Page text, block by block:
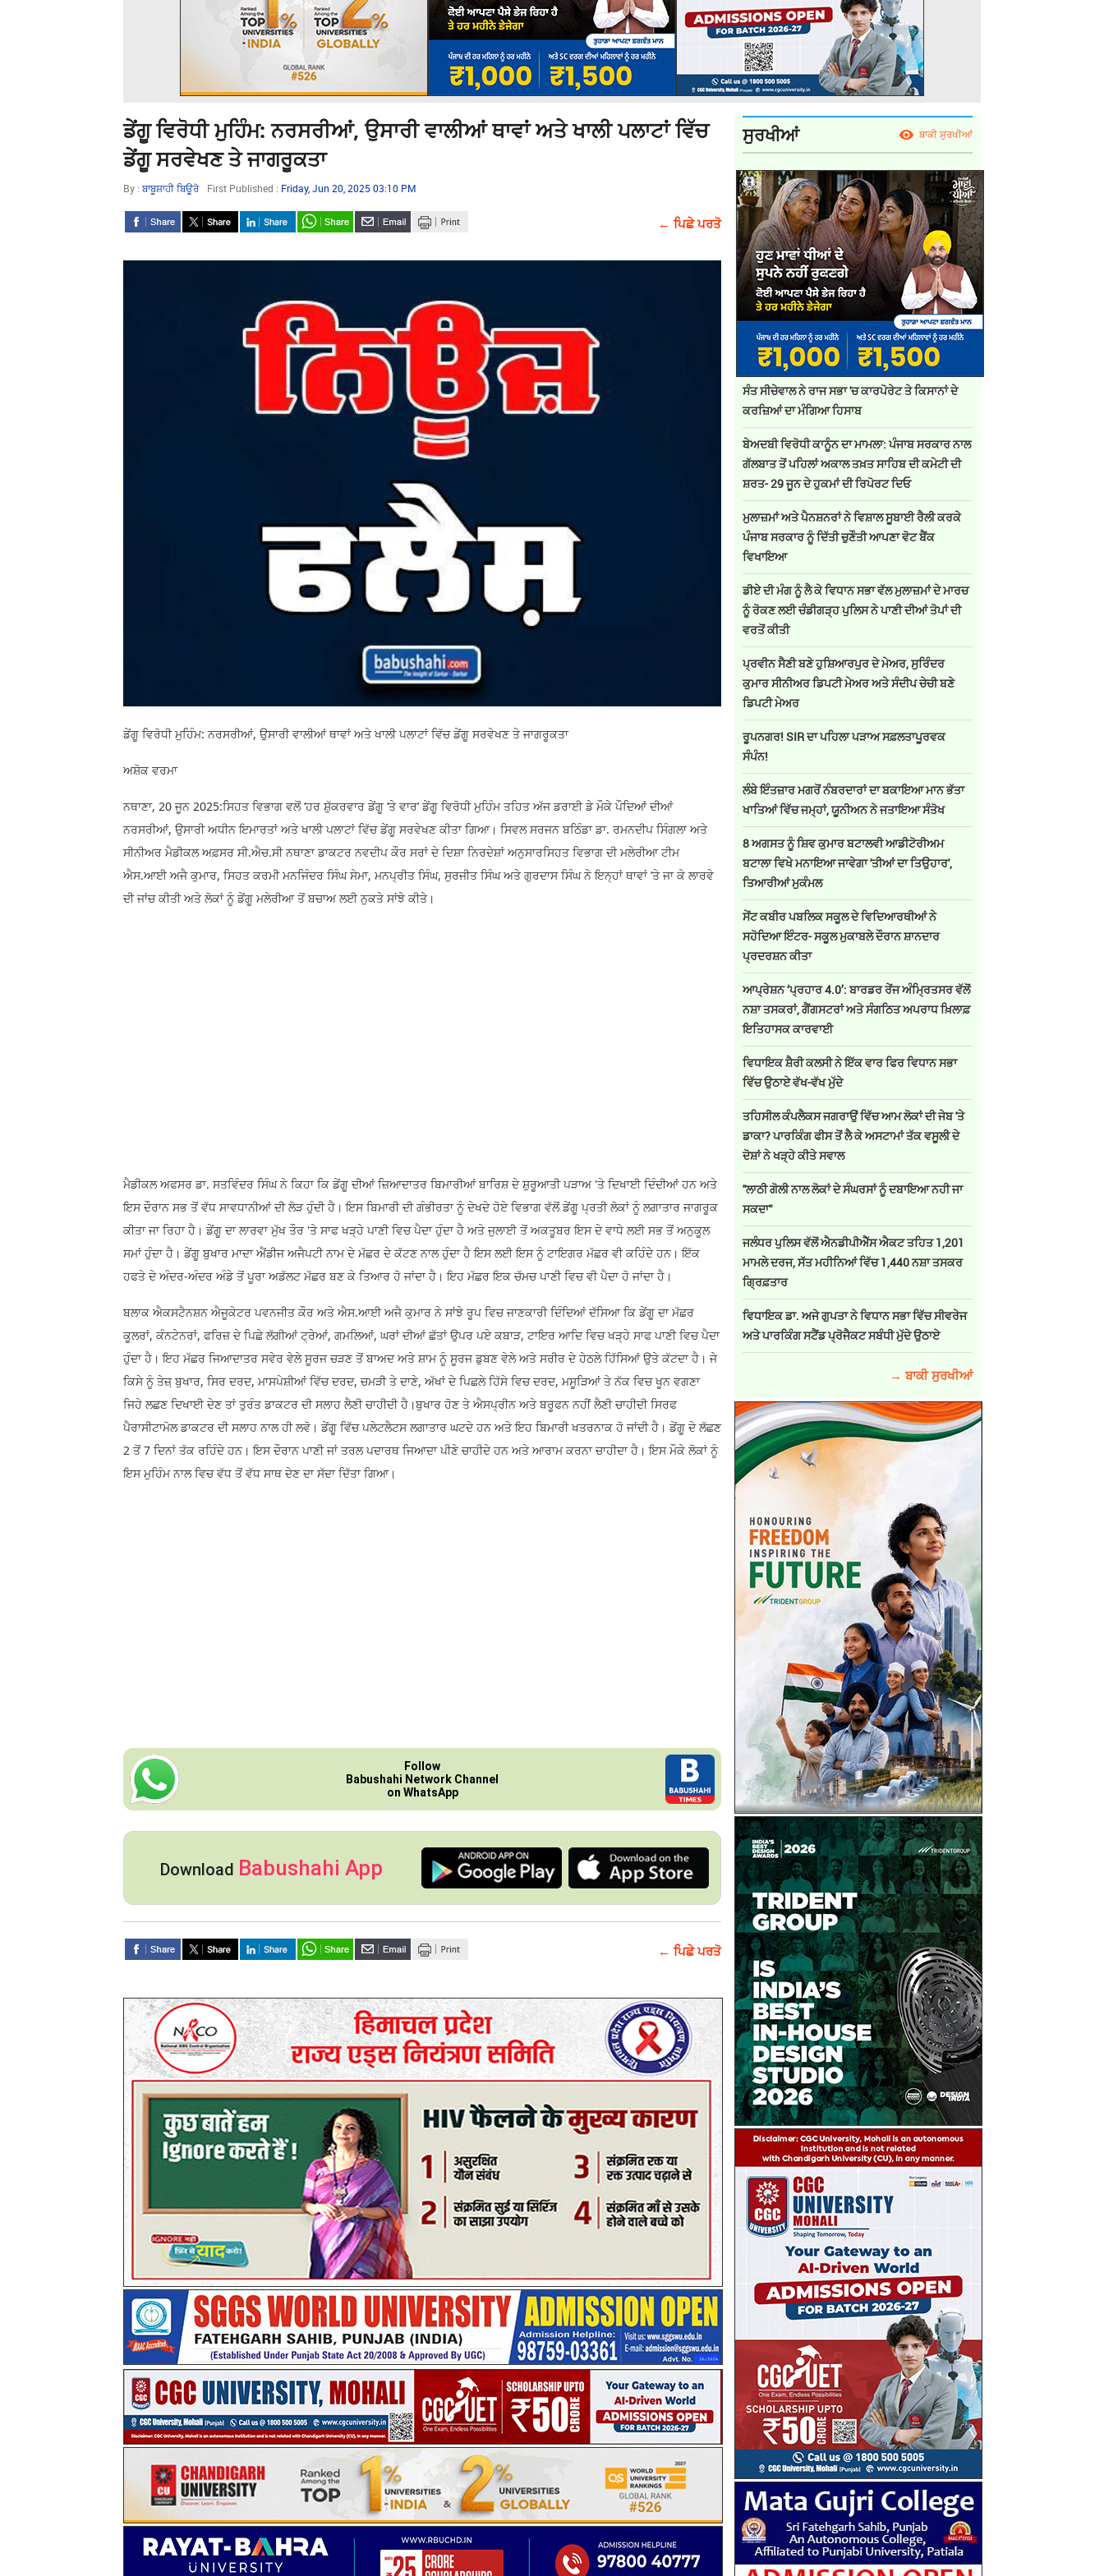
ਡੇਂਗੂ ਵਿਰੋਧੀ ਮੁਹਿੰਮ: ਨਰਸਰੀਆਂ, ਉਸਾਰੀ ਵਾਲੀਆਂ ਥਾਵਾਂ ਅਤੇ ਖਾਲੀ ਪਲਾਟਾਂ ਵਿੱਚ
ਡੇਂਗੂ ਸਰਵੇਖਣ ਤੇ ਜਾਗਰੂਕਤਾ
By : ਬਾਬੂਸ਼ਾਹੀ ਬਿਊਰੋ First Published : Friday, Jun 20, 2025 03:10 PM
← ਪਿਛੇ ਪਰਤੋ
ਡੇਂਗੂ ਵਿਰੋਧੀ ਮੁਹਿੰਮ: ਨਰਸਰੀਆਂ, ਉਸਾਰੀ ਵਾਲੀਆਂ ਥਾਵਾਂ ਅਤੇ ਖਾਲੀ ਪਲਾਟਾਂ ਵਿੱਚ ਡੇਂਗੂ ਸਰਵੇਖਣ ਤੇ ਜਾਗਰੂਕਤਾ
ਅਸ਼ੋਕ ਵਰਮਾ
ਨਥਾਣਾ, 20 ਜੂਨ 2025:ਸਿਹਤ ਵਿਭਾਗ ਵਲੋਂ ‘ਹਰ ਸ਼ੁੱਕਰਵਾਰ ਡੇਂਗੂ ‘ਤੇ ਵਾਰ’ ਡੇਂਗੂ ਵਿਰੋਧੀ ਮੁਹਿੰਮ ਤਹਿਤ ਅੱਜ ਡਰਾਈ ਡੇ ਮੌਕੇ ਪੌਦਿਆਂ ਦੀਆਂ
ਨਰਸਰੀਆਂ, ਉਸਾਰੀ ਅਧੀਨ ਇਮਾਰਤਾਂ ਅਤੇ ਖਾਲੀ ਪਲਾਟਾਂ ਵਿੱਚ ਡੇਂਗੂ ਸਰਵੇਖਣ ਕੀਤਾ ਗਿਆ। ਸਿਵਲ ਸਰਜਨ ਬਠਿੰਡਾ ਡਾ. ਰਮਨਦੀਪ ਸਿੰਗਲਾ ਅਤੇ
ਸੀਨੀਅਰ ਮੈਡੀਕਲ ਅਫ਼ਸਰ ਸੀ.ਐਚ.ਸੀ ਨਥਾਣਾ ਡਾਕਟਰ ਨਵਦੀਪ ਕੌਰ ਸਰਾਂ ਦੇ ਦਿਸ਼ਾ ਨਿਰਦੇਸ਼ਾਂ ਅਨੁਸਾਰਸਿਹਤ ਵਿਭਾਗ ਦੀ ਮਲੇਰੀਆ ਟੀਮ
ਐਸ.ਆਈ ਅਜੈ ਕੁਮਾਰ, ਸਿਹਤ ਕਰਮੀ ਮਨਜਿੰਦਰ ਸਿੰਘ ਸੇਮਾ, ਮਨਪ੍ਰੀਤ ਸਿੰਘ, ਸੁਰਜੀਤ ਸਿੰਘ ਅਤੇ ਗੁਰਦਾਸ ਸਿੰਘ ਨੇ ਇਨ੍ਹਾਂ ਥਾਵਾਂ ’ਤੇ ਜਾ ਕੇ ਲਾਰਵੇ
ਦੀ ਜਾਂਚ ਕੀਤੀ ਅਤੇ ਲੋਕਾਂ ਨੂੰ ਡੇਂਗੂ ਮਲੇਰੀਆ ਤੋਂ ਬਚਾਅ ਲਈ ਨੁਕਤੇ ਸਾਂਝੇ ਕੀਤੇ।
ਮੈਡੀਕਲ ਅਫਸਰ ਡਾ. ਸਤਵਿੰਦਰ ਸਿੰਘ ਨੇ ਕਿਹਾ ਕਿ ਡੇਂਗੂ ਦੀਆਂ ਜ਼ਿਆਦਾਤਰ ਬਿਮਾਰੀਆਂ ਬਾਰਿਸ਼ ਦੇ ਸ਼ੁਰੂਆਤੀ ਪੜਾਅ 'ਤੇ ਦਿਖਾਈ ਦਿੰਦੀਆਂ ਹਨ ਅਤੇ
ਇਸ ਦੌਰਾਨ ਸਭ ਤੋਂ ਵੱਧ ਸਾਵਧਾਨੀਆਂ ਦੀ ਲੋੜ ਹੁੰਦੀ ਹੈ। ਇਸ ਬਿਮਾਰੀ ਦੀ ਗੰਭੀਰਤਾ ਨੂੰ ਦੇਖਦੇ ਹੋਏ ਵਿਭਾਗ ਵੱਲੋਂ ਡੇਂਗੂ ਪ੍ਰਤੀ ਲੋਕਾਂ ਨੂੰ ਲਗਾਤਾਰ ਜਾਗਰੂਕ
ਕੀਤਾ ਜਾ ਰਿਹਾ ਹੈ। ਡੇਂਗੂ ਦਾ ਲਾਰਵਾ ਮੁੱਖ ਤੌਰ 'ਤੇ ਸਾਫ ਖੜ੍ਹੇ ਪਾਣੀ ਵਿਚ ਪੈਦਾ ਹੁੰਦਾ ਹੈ ਅਤੇ ਜੁਲਾਈ ਤੋਂ ਅਕਤੂਬਰ ਇਸ ਦੇ ਵਾਧੇ ਲਈ ਸਭ ਤੋਂ ਅਨੁਕੂਲ
ਸਮਾਂ ਹੁੰਦਾ ਹੈ। ਡੇਂਗੂ ਬੁਖਾਰ ਮਾਦਾ ਐਂਡੀਜ ਅਜੈਪਟੀ ਨਾਮ ਦੇ ਮੱਛਰ ਦੇ ਕੱਟਣ ਨਾਲ ਹੁੰਦਾ ਹੈ ਇਸ ਲਈ ਇਸ ਨੂੰ ਟਾਇਗਰ ਮੱਛਰ ਵੀ ਕਹਿੰਦੇ ਹਨ। ਇੱਕ
ਹਫਤੇ ਦੇ ਅੰਦਰ-ਅੰਦਰ ਅੰਡੇ ਤੋਂ ਪੂਰਾ ਅਡੱਲਟ ਮੱਛਰ ਬਣ ਕੇ ਤਿਆਰ ਹੋ ਜਾਂਦਾ ਹੈ। ਇਹ ਮੱਛਰ ਇਕ ਚੱਮਚ ਪਾਣੀ ਵਿਚ ਵੀ ਪੈਦਾ ਹੋ ਜਾਂਦਾ ਹੈ।
ਬਲਾਕ ਐਕਸਟੈਨਸ਼ਨ ਐਜੂਕੇਟਰ ਪਵਨਜੀਤ ਕੌਰ ਅਤੇ ਐਸ.ਆਈ ਅਜੈ ਕੁਮਾਰ ਨੇ ਸਾਂਝੇ ਰੂਪ ਵਿਚ ਜਾਣਕਾਰੀ ਦਿੰਦਿਆਂ ਦੱਸਿਆ ਕਿ ਡੇਂਗੂ ਦਾ ਮੱਛਰ
ਕੂਲਰਾਂ, ਕੰਨਟੇਨਰਾਂ, ਫਰਿਜ਼ ਦੇ ਪਿਛੇ ਲੱਗੀਆਂ ਟ੍ਰੇਆਂ, ਗਮਲਿਆਂ, ਘਰਾਂ ਦੀਆਂ ਛੱਤਾਂ ਉਪਰ ਪਏ ਕਬਾੜ, ਟਾਇਰ ਆਦਿ ਵਿਚ ਖੜ੍ਹੇ ਸਾਫ ਪਾਣੀ ਵਿਚ ਪੈਦਾ
ਹੁੰਦਾ ਹੈ। ਇਹ ਮੱਛਰ ਜਿਆਦਾਤਰ ਸਵੇਰ ਵੇਲੇ ਸੂਰਜ ਚੜਣ ਤੋਂ ਬਾਅਦ ਅਤੇ ਸ਼ਾਮ ਨੂੰ ਸੂਰਜ ਡੁਬਣ ਵੇਲੇ ਅਤੇ ਸਰੀਰ ਦੇ ਹੇਠਲੇ ਹਿੱਸਿਆਂ ਉਤੇ ਕੱਟਦਾ ਹੈ। ਜੇ
ਕਿਸੇ ਨੂੰ ਤੇਜ਼਼ ਬੁਖਾਰ, ਸਿਰ ਦਰਦ, ਮਾਸਪੇਸ਼ੀਆਂ ਵਿੱਚ ਦਰਦ, ਚਮੜੀ ਤੇ ਦਾਣੇ, ਅੱਖਾਂ ਦੇ ਪਿਛਲੇ ਹਿੱਸੇ ਵਿਚ ਦਰਦ, ਮਸੂੜਿਆਂ ਤੇ ਨੱਕ ਵਿਚ ਖੂਨ ਵਗਣਾ
ਜਿਹੇ ਲਛਣ ਦਿਖਾਈ ਦੇਣ ਤਾਂ ਤੁਰੰਤ ਡਾਕਟਰ ਦੀ ਸਲਾਹ ਲੈਣੀ ਚਾਹੀਦੀ ਹੈ।ਬੁਖਾਰ ਹੋਣ ਤੇ ਐਸਪ੍ਰੀਨ ਅਤੇ ਬਰੂਫਨ ਨਹੀਂ ਲੈਣੀ ਚਾਹੀਦੀ ਸਿਰਫ
ਪੈਰਾਸੀਟਾਮੋਲ ਡਾਕਟਰ ਦੀ ਸਲਾਹ ਨਾਲ ਹੀ ਲਵੋ। ਡੇਂਗੂ ਵਿੱਚ ਪਲੇਟਲੈਟਸ ਲਗਾਤਾਰ ਘਟਦੇ ਹਨ ਅਤੇ ਇਹ ਬਿਮਾਰੀ ਖਤਰਨਾਕ ਹੋ ਜਾਂਦੀ ਹੈ। ਡੇਂਗੂ ਦੇ ਲੱਛਣ
2 ਤੋਂ 7 ਦਿਨਾਂ ਤੱਕ ਰਹਿੰਦੇ ਹਨ। ਇਸ ਦੌਰਾਨ ਪਾਣੀ ਜਾਂ ਤਰਲ ਪਦਾਰਥ ਜਿਆਦਾ ਪੀਣੇ ਚਾਹੀਦੇ ਹਨ ਅਤੇ ਆਰਾਮ ਕਰਨਾ ਚਾਹੀਦਾ ਹੈ। ਇਸ ਮੌਕੇ ਲੋਕਾਂ ਨੂੰ
ਇਸ ਮੁਹਿੰਮ ਨਾਲ ਵਿਚ ਵੱਧ ਤੋਂ ਵੱਧ ਸਾਥ ਦੇਣ ਦਾ ਸੱਦਾ ਦਿੱਤਾ ਗਿਆ।
Follow
Babushahi Network Channel
on WhatsApp
Download Babushahi App
← ਪਿਛੇ ਪਰਤੋ
ਸੁਰਖੀਆਂ ਬਾਕੀ ਸੁਰਖੀਆਂ
ਸੰਤ ਸੀਚੇਵਾਲ ਨੇ ਰਾਜ ਸਭਾ 'ਚ ਕਾਰਪੋਰੇਟ ਤੇ ਕਿਸਾਨਾਂ ਦੇ
ਕਰਜ਼ਿਆਂ ਦਾ ਮੰਗਿਆ ਹਿਸਾਬ
ਬੇਅਦਬੀ ਵਿਰੋਧੀ ਕਾਨੂੰਨ ਦਾ ਮਾਮਲਾ: ਪੰਜਾਬ ਸਰਕਾਰ ਨਾਲ
ਗੱਲਬਾਤ ਤੋਂ ਪਹਿਲਾਂ ਅਕਾਲ ਤਖ਼ਤ ਸਾਹਿਬ ਦੀ ਕਮੇਟੀ ਦੀ
ਸ਼ਰਤ- 29 ਜੂਨ ਦੇ ਹੁਕਮਾਂ ਦੀ ਰਿਪੋਰਟ ਦਿਓ
ਮੁਲਾਜ਼ਮਾਂ ਅਤੇ ਪੈਨਸ਼ਨਰਾਂ ਨੇ ਵਿਸ਼ਾਲ ਸੂਬਾਈ ਰੈਲੀ ਕਰਕੇ
ਪੰਜਾਬ ਸਰਕਾਰ ਨੂੰ ਦਿੱਤੀ ਚੁਣੌਤੀ ਆਪਣਾ ਵੋਟ ਬੈਂਕ
ਵਿਖਾਇਆ
ਡੀਏ ਦੀ ਮੰਗ ਨੂੰ ਲੈ ਕੇ ਵਿਧਾਨ ਸਭਾ ਵੱਲ ਮੁਲਾਜ਼ਮਾਂ ਦੇ ਮਾਰਚ
ਨੂੰ ਰੋਕਣ ਲਈ ਚੰਡੀਗੜ੍ਹ ਪੁਲਿਸ ਨੇ ਪਾਣੀ ਦੀਆਂ ਤੋਪਾਂ ਦੀ
ਵਰਤੋਂ ਕੀਤੀ
ਪ੍ਰਵੀਨ ਸੈਣੀ ਬਣੇ ਹੁਸ਼ਿਆਰਪੁਰ ਦੇ ਮੇਅਰ, ਸੁਰਿੰਦਰ
ਕੁਮਾਰ ਸੀਨੀਅਰ ਡਿਪਟੀ ਮੇਅਰ ਅਤੇ ਸੰਦੀਪ ਚੇਚੀ ਬਣੇ
ਡਿਪਟੀ ਮੇਅਰ
ਰੂਪਨਗਰ! SIR ਦਾ ਪਹਿਲਾ ਪੜਾਅ ਸਫ਼ਲਤਾਪੂਰਵਕ
ਸੰਪੰਨ!
ਲੰਬੇ ਇੰਤਜ਼ਾਰ ਮਗਰੋਂ ਨੰਬਰਦਾਰਾਂ ਦਾ ਬਕਾਇਆ ਮਾਨ ਭੱਤਾ
ਖਾਤਿਆਂ ਵਿੱਚ ਜਮ੍ਹਾਂ, ਯੂਨੀਅਨ ਨੇ ਜਤਾਇਆ ਸੰਤੋਖ
8 ਅਗਸਤ ਨੂੰ ਸ਼ਿਵ ਕੁਮਾਰ ਬਟਾਲਵੀ ਆਡੀਟੋਰੀਅਮ
ਬਟਾਲਾ ਵਿਖੇ ਮਨਾਇਆ ਜਾਵੇਗਾ 'ਤੀਆਂ ਦਾ ਤਿਉਹਾਰ',
ਤਿਆਰੀਆਂ ਮੁਕੰਮਲ
ਸੇਂਟ ਕਬੀਰ ਪਬਲਿਕ ਸਕੂਲ ਦੇ ਵਿਦਿਆਰਥੀਆਂ ਨੇ
ਸਹੋਦਿਆ ਇੰਟਰ- ਸਕੂਲ ਮੁਕਾਬਲੇ ਦੌਰਾਨ ਸ਼ਾਨਦਾਰ
ਪ੍ਰਦਰਸ਼ਨ ਕੀਤਾ
ਆਪ੍ਰੇਸ਼ਨ ‘ਪ੍ਰਹਾਰ 4.0’: ਬਾਰਡਰ ਰੇਂਜ ਅੰਮ੍ਰਿਤਸਰ ਵੱਲੋਂ
ਨਸ਼ਾ ਤਸਕਰਾਂ, ਗੈਂਗਸਟਰਾਂ ਅਤੇ ਸੰਗਠਿਤ ਅਪਰਾਧ ਖ਼ਿਲਾਫ਼
ਇਤਿਹਾਸਕ ਕਾਰਵਾਈ
ਵਿਧਾਇਕ ਸ਼ੈਰੀ ਕਲਸੀ ਨੇ ਇੱਕ ਵਾਰ ਫਿਰ ਵਿਧਾਨ ਸਭਾ
ਵਿੱਚ ਉਠਾਏ ਵੱਖ-ਵੱਖ ਮੁੱਦੇ
ਤਹਿਸੀਲ ਕੰਪਲੈਕਸ ਜਗਰਾਉਂ ਵਿੱਚ ਆਮ ਲੋਕਾਂ ਦੀ ਜੇਬ 'ਤੇ
ਡਾਕਾ? ਪਾਰਕਿੰਗ ਫੀਸ ਤੋਂ ਲੈ ਕੇ ਅਸਟਾਮਾਂ ਤੱਕ ਵਸੂਲੀ ਦੇ
ਦੋਸ਼ਾਂ ਨੇ ਖੜ੍ਹੇ ਕੀਤੇ ਸਵਾਲ
''ਲਾਠੀ ਗੋਲੀ ਨਾਲ ਲੋਕਾਂ ਦੇ ਸੰਘਰਸਾਂ ਨੂੰ ਦਬਾਇਆ ਨਹੀ ਜਾ
ਸਕਦਾ''
ਜਲੰਧਰ ਪੁਲਿਸ ਵੱਲੋਂ ਐਨਡੀਪੀਐੱਸ ਐਕਟ ਤਹਿਤ 1,201
ਮਾਮਲੇ ਦਰਜ, ਸੱਤ ਮਹੀਨਿਆਂ ਵਿੱਚ 1,440 ਨਸ਼ਾ ਤਸਕਰ
ਗ੍ਰਿਫ਼ਤਾਰ
ਵਿਧਾਇਕ ਡਾ. ਅਜੇ ਗੁਪਤਾ ਨੇ ਵਿਧਾਨ ਸਭਾ ਵਿੱਚ ਸੀਵਰੇਜ
ਅਤੇ ਪਾਰਕਿੰਗ ਸਟੈਂਡ ਪ੍ਰੋਜੈਕਟ ਸਬੰਧੀ ਮੁੱਦੇ ਉਠਾਏ
→ ਬਾਕੀ ਸੁਰਖੀਆਂ